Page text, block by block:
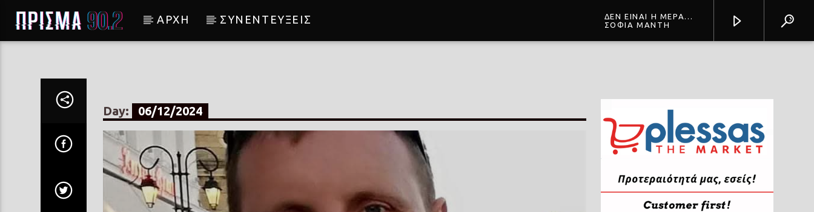
ΑΡΧΗ ΣΥΝΕΝΤΕΥΞΕΙΣ
ΔΕΝ ΕΙΝΑΙ Η ΜΕΡΑ
ΜΟΥ ΑΥΤΗ
ΣΟΦΙΑ ΜΑΝΤΗ
ΑΥΤΗ
Day: 06/12/2024